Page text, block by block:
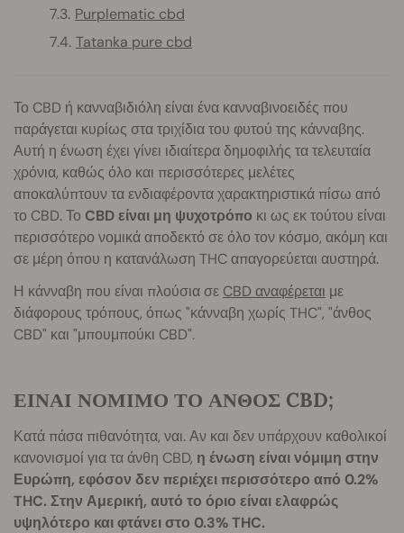
Purplematic cbd
Tatanka pure cbd
Το CBD ή κανναβιδιόλη είναι ένα κανναβινοειδές που
παράγεται κυρίως στα τριχίδια του φυτού της κάνναβης.
Αυτή η ένωση έχει γίνει ιδιαίτερα δημοφιλής τα τελευταία
χρόνια, καθώς όλο και περισσότερες μελέτες
αποκαλύπτουν τα ενδιαφέροντα χαρακτηριστικά πίσω από
το CBD. Το CBD είναι μη ψυχοτρόπο κι ως εκ τούτου είναι
περισσότερο νομικά αποδεκτό σε όλο τον κόσμο, ακόμη και
σε μέρη όπου η κατανάλωση THC απαγορεύεται αυστηρά.
Η κάνναβη που είναι πλούσια σε CBD αναφέρεται με
διάφορους τρόπους, όπως "κάνναβη χωρίς THC", "άνθος
CBD" και "μπουμπούκι CBD".
ΕΙΝΑΙ ΝΟΜΙΜΟ ΤΟ ΑΝΘΟΣ CBD;
Κατά πάσα πιθανότητα, ναι. Αν και δεν υπάρχουν καθολικοί
κανονισμοί για τα άνθη CBD, η ένωση είναι νόμιμη στην
Ευρώπη, εφόσον δεν περιέχει περισσότερο από 0.2%
THC. Στην Αμερική, αυτό το όριο είναι ελαφρώς
υψηλότερο και φτάνει στο 0.3% THC.